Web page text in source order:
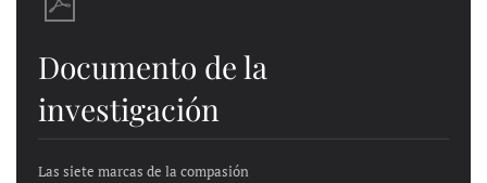
Documento de la
investigación
Las siete marcas de la compasión